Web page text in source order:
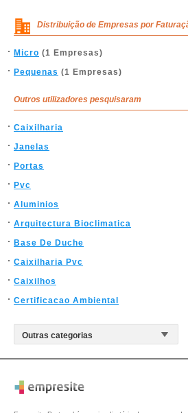
Distribuição de Empresas por
Micro (1 Empresas)
Pequenas (1 Empresas)
Outros utilizadores pesquisaram
Caixilharia
Janelas
Portas
Pvc
Aluminios
Arquitectura Bioclimatica
Base De Duche
Caixilharia Pvc
Caixilhos
Certificacao Ambiental